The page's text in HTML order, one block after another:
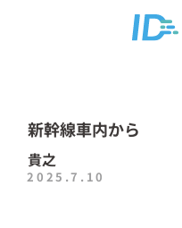
新幹線車内から
貴之
2025.7.10